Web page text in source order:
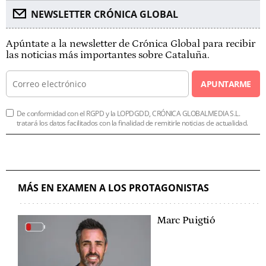
NEWSLETTER CRÓNICA GLOBAL
Apúntate a la newsletter de Crónica Global para recibir
las noticias más importantes sobre Cataluña.
APUNTARME
De conformidad con el RGPD y la LOPDGDD, CRÓNICA GLOBALMEDIA S.L.
tratará los datos facilitados con la finalidad de remitirle noticias de actualidad.
MÁS EN EXAMEN A LOS PROTAGONISTAS
Marc Puigtió